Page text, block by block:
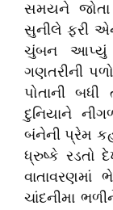
સમયને જોતા
સુનીલે ફરી
ચુંબન આપ્યું
ગણતરીની
પોતાની
દુનિયાને
બંનેની પ્રેમ
ધ્રુષ્કે રડતો
ચાંદનીમા